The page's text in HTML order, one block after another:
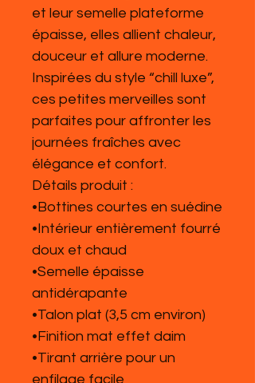
et leur semelle plateforme
épaisse, elles allient chaleur,
douceur et allure moderne.
Inspirées du style “chill luxe”,
ces petites merveilles sont
parfaites pour affronter les
journées fraîches avec
élégance et confort.
Détails produit :
•Bottines courtes en suédine
•Intérieur entièrement fourré
doux et chaud
•Semelle épaisse
antidérapante
•Talon plat (3,5 cm environ)
•Finition mat effet daim
•Tirant arrière pour un
enfilage facile